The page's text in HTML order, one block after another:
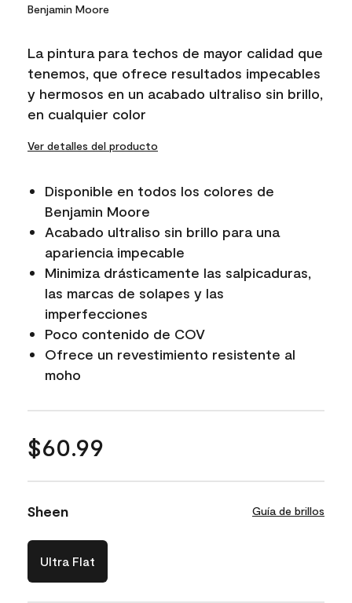
link.
Benjamin Moore
La pintura para techos de mayor calidad que
tenemos, que ofrece resultados impecables
y hermosos en un acabado ultraliso sin brillo,
en cualquier color
Ver detalles del producto
Disponible en todos los colores de
Benjamin Moore
Acabado ultraliso sin brillo para una
apariencia impecable
Minimiza drásticamente las salpicaduras,
las marcas de solapes y las
imperfecciones
Poco contenido de COV
Ofrece un revestimiento resistente al
moho
$60.99
Sheen Guía de brillos
Ultra Flat